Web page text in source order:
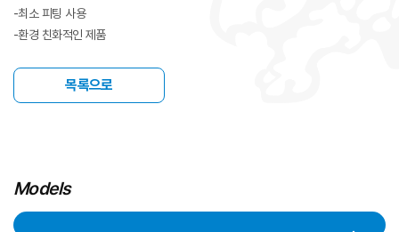
-최소 피팅 사용
-환경 친화적인 제품
목록으로
Models